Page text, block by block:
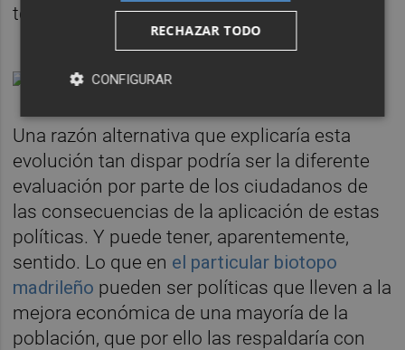
tomamos nota.
Una razón alternativa que explicaría esta
evolución tan dispar podría ser la diferente
evaluación por parte de los ciudadanos de
las consecuencias de la aplicación de estas
políticas. Y puede tener, aparentemente,
sentido. Lo que en el particular biotopo
madrileño pueden ser políticas que lleven a la
mejora económica de una mayoría de la
población, que por ello las respaldaría con
RECHAZAR TODO
CONFIGURAR